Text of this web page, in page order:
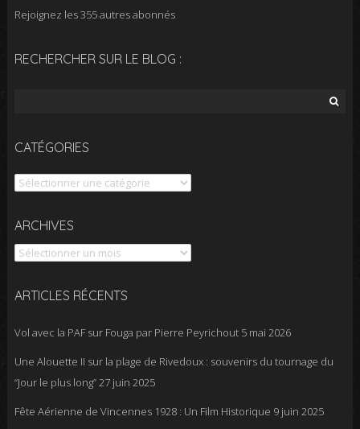
Rejoignez les 355 autres abonnés
RECHERCHER SUR LE BLOG :
CATÉGORIES
Catégories
ARCHIVES
Archives
ARTICLES RÉCENTS
Vol avec la PAF sur Fouga par Pierre Peyrichout 5 mai 2026
Une Alouette II sur la plage de Rivedoux : souvenirs du tournage du
“Jour le plus long”27 juin 2025
Fête Aérienne de Vincennes 1928 : Un Film Historique 9 juin 2025